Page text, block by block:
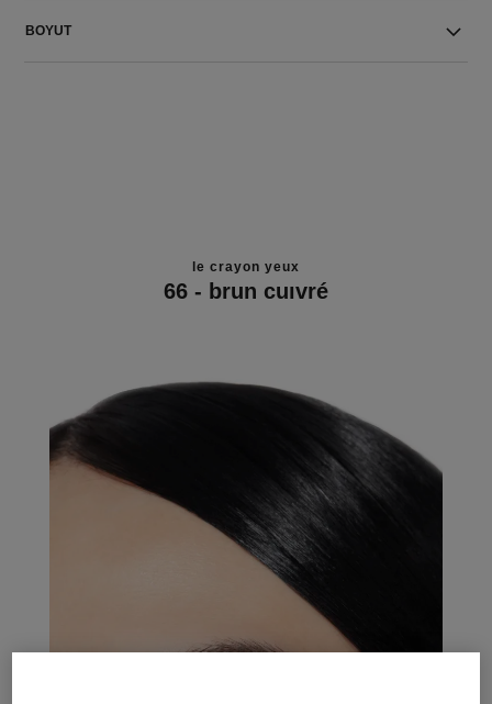
BOYUT
le crayon yeux
66 - brun cuivré